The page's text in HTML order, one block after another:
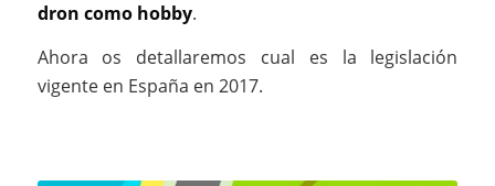
dron como hobby.
Ahora os detallaremos cual es la legislación
vigente en España en 2017.